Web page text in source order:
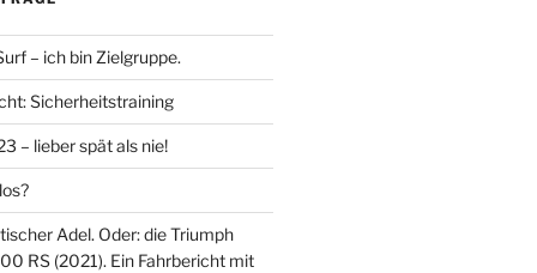
– ich bin Zielgruppe.
Sicherheitstraining
– lieber spät als nie!
Adel. Oder: die Triumph
RS (2021). Ein Fahrbericht mit